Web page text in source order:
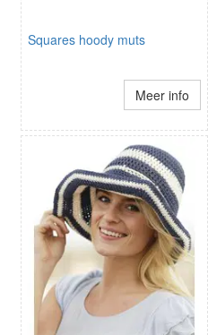
Squares hoody muts
Meer info